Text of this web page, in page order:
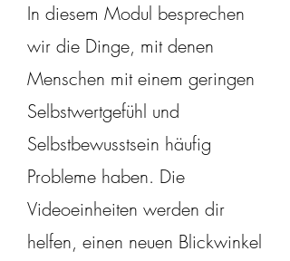
In diesem Modul besprechen
wir die Dinge, mit denen
Menschen mit einem geringen
Selbstwertgefühl und
Selbstbewusstsein häufig
Probleme haben. Die
Videoeinheiten werden dir
helfen, einen neuen Blickwinkel